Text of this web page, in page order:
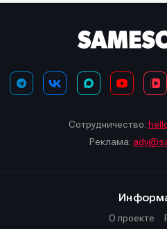
Сотрудничество:
Реклама:
О проекте